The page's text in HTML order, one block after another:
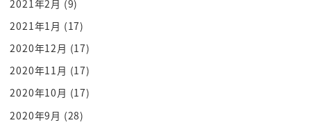
ちゃうんですそう心に決めてからが漏れ
ちゃうんです
どういうことでしょうか自分で漏らし
ちゃうんですどこにそれが
偽サイトでございますこれも
いにしえって思うでしょ
2021年2月 (9)
2021年1月 (17)
2020年12月 (17)
2020年11月 (17)
2020年10月 (17)
2020年9月 (28)